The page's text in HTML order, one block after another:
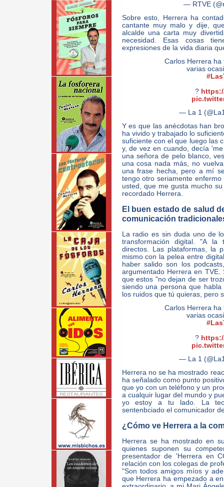
— RTVE
Sobre esto, Herrera ha
cantante muy malo y dije,
alcalde una carta muy
necesidad. Esas cosas
expresiones de la vida diaria
Carlos Herrera ha
varias
?
— La 1
Y es que las anécdotas han
ha vivido y trabajado lo
suficiente con el que luego las
y, de vez en cuando, decía
una señora de pelo blanco,
una cosa nada más, no
una frase hecha, pero a mí
tengo otro seriamente
usted, que me gusta mucho
recordado Herrera.
El buen estado de salud
comunicación
La radio es sin duda uno de
transformación digital. "A la
directos. Las plataformas, la
mismo con la pelea entre
haber salido son los
argumentado Herrera en
que estos "no dejan de ser
siendo una persona que
los ruidos que tú quieras, pero
Carlos Herrera ha
varias
?
— La 1
Herrera no se ha mostrado
ha señalado como punto
que yo con un teléfono y un
a cualquir lugar del mundo y
yo estoy a tu lado. La
sentenbciado el comunicador
¿Cómo ve Herrera a la
Herrera se ha mostrado en
quienes suponen su
presentador de 'Herrera en
relación con los colegas de
"Son todos amigos míos y
que Herrera ha empezado a